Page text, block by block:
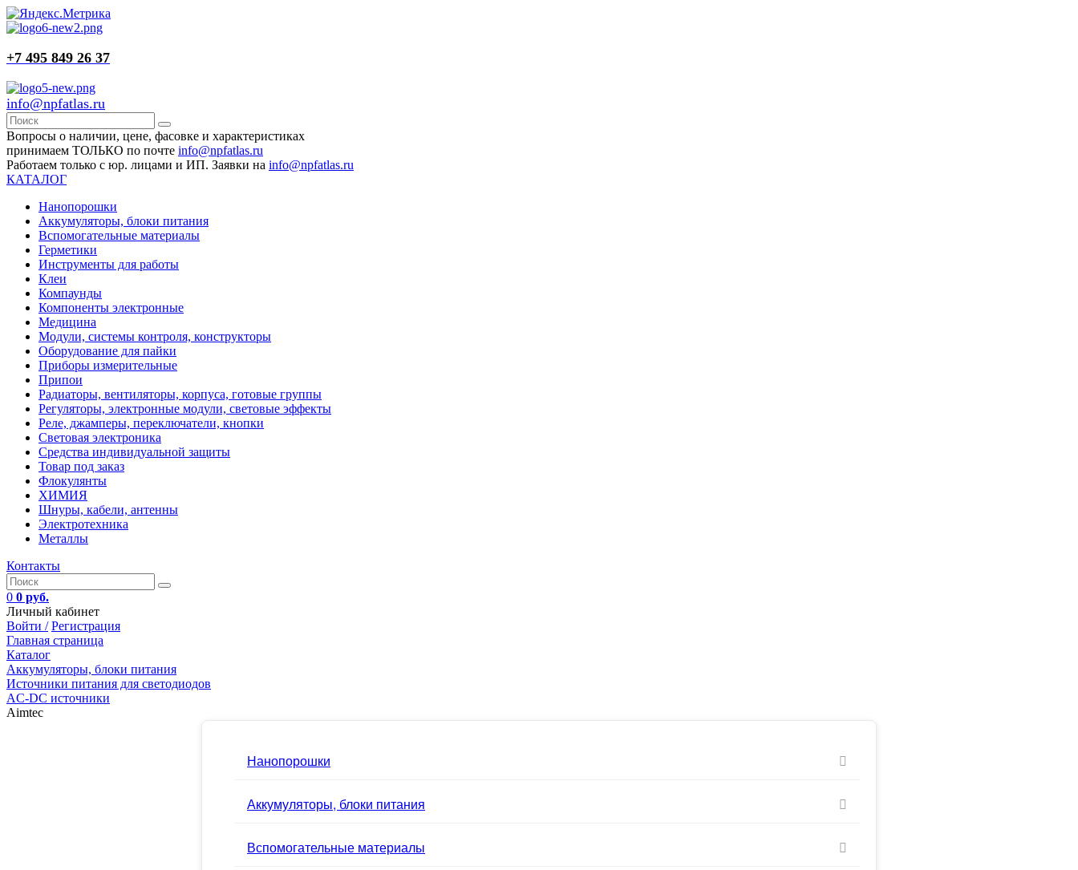
+7 495 849 26 37
info@npfatlas.ru
Вопросы о наличии, цене, фасовке и характеристиках
принимаем ТОЛЬКО по почте info@npfatlas.ru
Работаем только с юр. лицами и ИП. Заявки на info@npfatlas.ru
КАТАЛОГ
Нанопорошки
Аккумуляторы, блоки питания
Вспомогательные материалы
Герметики
Инструменты для работы
Клеи
Компаунды
Компоненты электронные
Медицина
Модули, системы контроля, конструкторы
Оборудование для пайки
Приборы измерительные
Припои
Радиаторы, вентиляторы, корпуса, готовые группы
Регуляторы, электронные модули, световые эффекты
Реле, джамперы, переключатели, кнопки
Световая электроника
Средства индивидуальной защиты
Товар под заказ
Флокулянты
ХИМИЯ
Шнуры, кабели, антенны
Электротехника
Металлы
Контакты
0 0 руб.
Личный кабинет
Войти / Регистрация
Главная страница
Каталог
Аккумуляторы, блоки питания
Источники питания для светодиодов
AC-DC источники
Aimtec
Нанопорошки
Аккумуляторы, блоки питания
Вспомогательные материалы